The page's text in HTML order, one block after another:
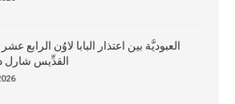
العبوديَّة بين اعتذار البابا لاوُن الرابع
القدِّيس شارل